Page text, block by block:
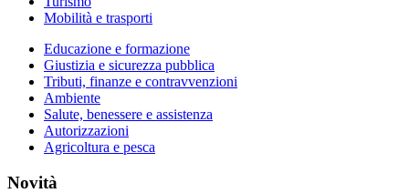
Mobilità e trasporti
Educazione e formazione
Giustizia e sicurezza pubblica
Tributi, finanze e contravvenzioni
Ambiente
Salute, benessere e assistenza
Autorizzazioni
Agricoltura e pesca
Novità